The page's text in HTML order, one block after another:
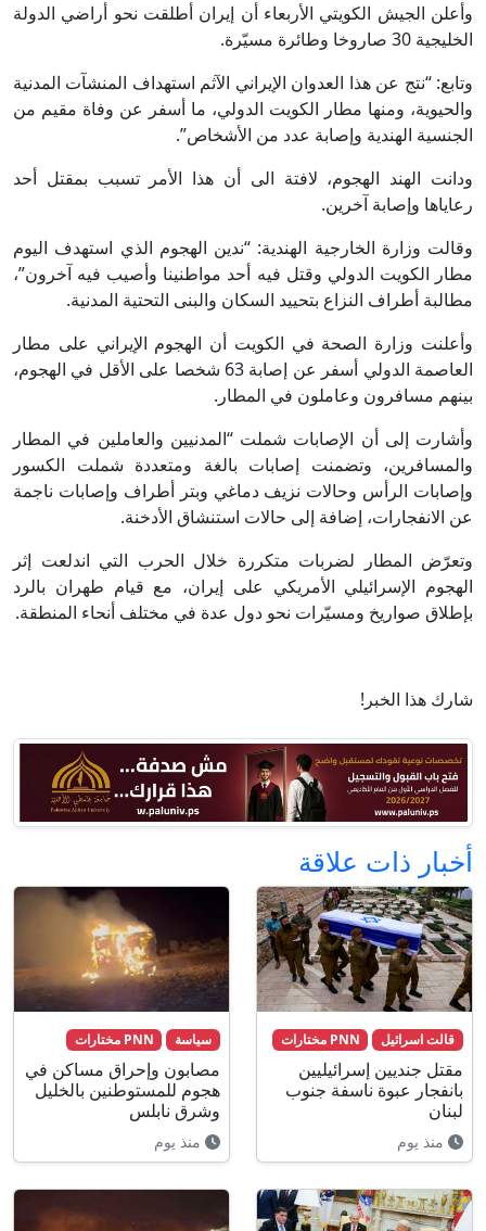
وأعلن الجيش الكويتي الأربعاء أن إيران أطلقت نحو أراضي الدولة
الخليجية 30 صاروخا وطائرة مسيّرة.
وتابع: “نتج عن هذا العدوان الإيراني الآثم استهداف المنشآت المدنية
والحيوية، ومنها مطار الكويت الدولي، ما أسفر عن وفاة مقيم من
الجنسية الهندية وإصابة عدد من الأشخاص”.
ودانت الهند الهجوم، لافتة الى أن هذا الأمر تسبب بمقتل أحد
رعاياها وإصابة آخرين.
وقالت وزارة الخارجية الهندية: “ندين الهجوم الذي استهدف اليوم
مطار الكويت الدولي وقتل فيه أحد مواطنينا وأصيب فيه آخرون”،
مطالبة أطراف النزاع بتحييد السكان والبنى التحتية المدنية.
وأعلنت وزارة الصحة في الكويت أن الهجوم الإيراني على مطار
العاصمة الدولي أسفر عن إصابة 63 شخصا على الأقل في الهجوم،
بينهم مسافرون وعاملون في المطار.
وأشارت إلى أن الإصابات شملت “المدنيين والعاملين في المطار
والمسافرين، وتضمنت إصابات بالغة ومتعددة شملت الكسور
وإصابات الرأس وحالات نزيف دماغي وبتر أطراف وإصابات ناجمة
عن الانفجارات، إضافة إلى حالات استنشاق الأدخنة.
وتعرّض المطار لضربات متكررة خلال الحرب التي اندلعت إثر
الهجوم الإسرائيلي الأمريكي على إيران، مع قيام طهران بالرد
بإطلاق صواريخ ومسيّرات نحو دول عدة في مختلف أنحاء المنطقة.
شارك هذا الخبر!
أخبار ذات علاقة
قالت اسرائيل PNN مختارات
مقتل جنديين إسرائيليين
بانفجار عبوة ناسفة جنوب
لبنان
منذ يوم
سياسة PNN مختارات
مصابون وإحراق مساكن في
هجوم للمستوطنين بالخليل
وشرق نابلس
منذ يوم